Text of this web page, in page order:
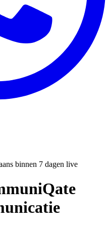
binnen 7 dagen live